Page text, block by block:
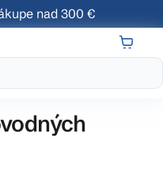
nad 300 €